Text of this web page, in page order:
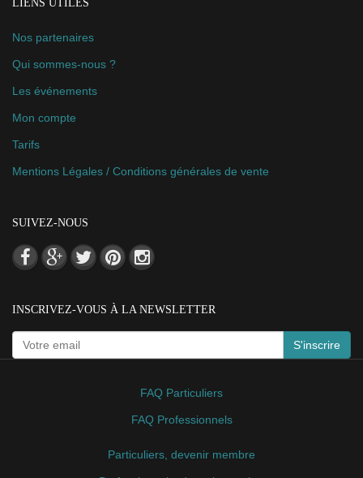
LIENS UTILES
Nos partenaires
Qui sommes-nous ?
Les événements
Mon compte
Tarifs
Mentions Légales / Conditions générales de vente
SUIVEZ-NOUS
INSCRIVEZ-VOUS À LA NEWSLETTER
S'inscrire
FAQ Particuliers
FAQ Professionnels
Particuliers, devenir membre